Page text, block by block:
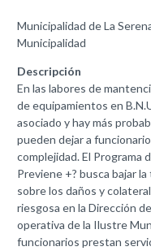
Municipalidad de La
Municipalidad
Descripción
En las labores de
de equipamientos en
asociado y hay más
pueden dejar a
complejidad. El Programa
Previene +? busca bajar
sobre los daños y
riesgosa en la Dirección
operativa de la Ilustre
funcionarios prestan